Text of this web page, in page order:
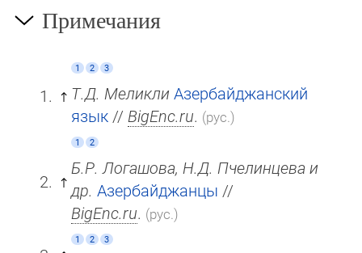
Примечания
1 2 3
Т.Д. Меликли Азербайджанский
язык // BigEnc.ru. (рус.)
1 2
Б.Р. Логашова, Н.Д. Пчелинцева и
др. Азербайджанцы //
BigEnc.ru. (рус.)
1 2 3